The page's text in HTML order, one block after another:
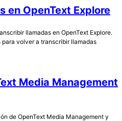
en OpenText Explore
llamadas en OpenText Explore.
volver a transcribir llamadas
Media Management
de OpenText Media Management y